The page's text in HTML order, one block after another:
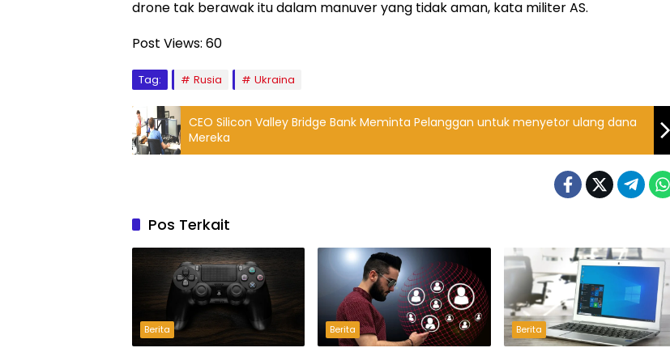
drone tak berawak itu dalam manuver yang tidak aman, kata militer AS.
Post Views: 60
Tag: Rusia Ukraina
CEO Silicon Valley Bridge Bank Meminta Pelanggan untuk menyetor ulang dana
Mereka
Pos Terkait
Berita Berita Berita